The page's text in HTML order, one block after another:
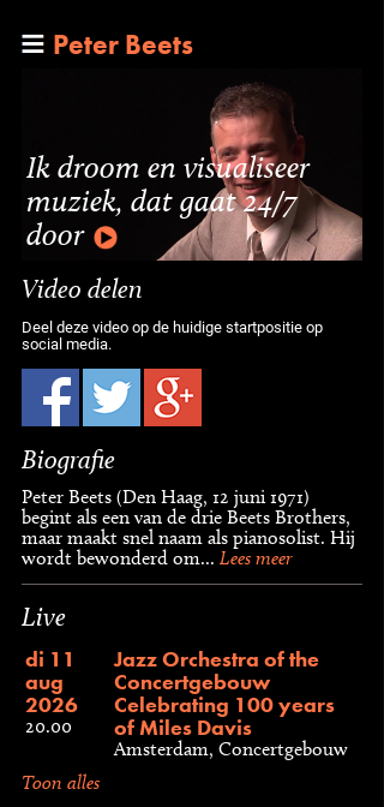
Peter Beets
Ik droom en visualiseer
muziek, dat gaat 24/7
door
Video delen
Deel deze video op de huidige startpositie op
social media.
Biografie
Peter Beets (Den Haag, 12 juni 1971)
begint als een van de drie Beets Brothers,
maar maakt snel naam als pianosolist. Hij
wordt bewonderd om... Lees meer
Live
di 11
aug
2026
20.00
Jazz Orchestra of the
Concertgebouw
Celebrating 100 years
of Miles Davis
Amsterdam, Concertgebouw
Toon alles